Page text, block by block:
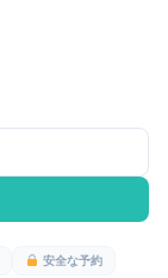
安全な予約